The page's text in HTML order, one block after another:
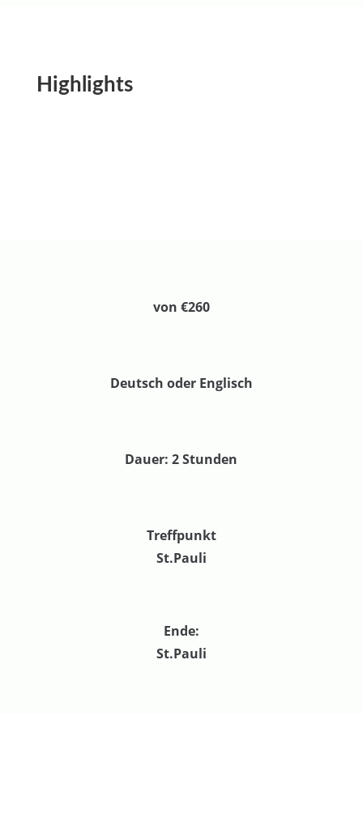
Highlights
von €260
Deutsch oder Englisch
Dauer: 2 Stunden
Treffpunkt
St.Pauli
Ende:
St.Pauli